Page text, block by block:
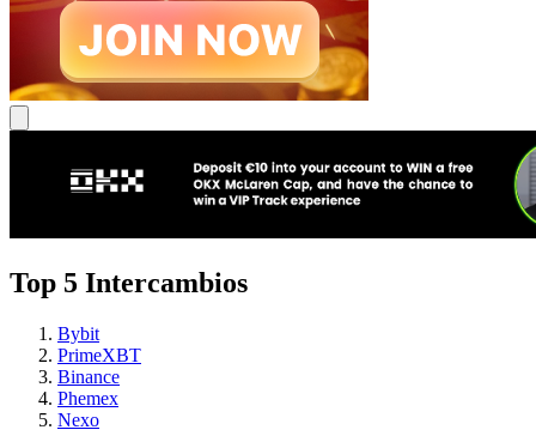
Top 5 Intercambios
Bybit
PrimeXBT
Binance
Phemex
Nexo